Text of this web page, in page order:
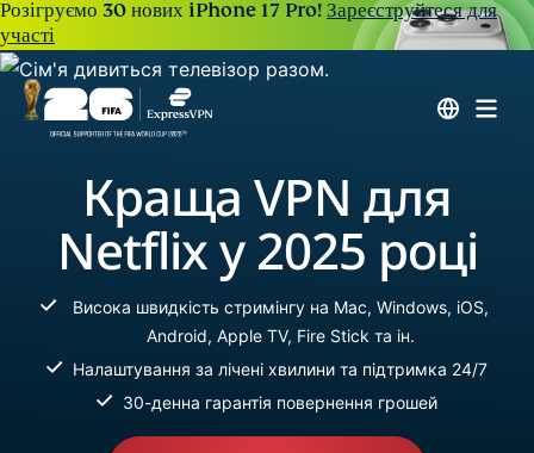
Розігруємо 30 нових iPhone 17 Pro!Зареєструйтеся для
участі
Краща VPN для
Netflix у 2025 році
Висока швидкість стримінгу на Mac, Windows, iOS,
Android, Apple TV, Fire Stick та ін.
Налаштування за лічені хвилини та підтримка 24/7
30-денна гарантія повернення грошей